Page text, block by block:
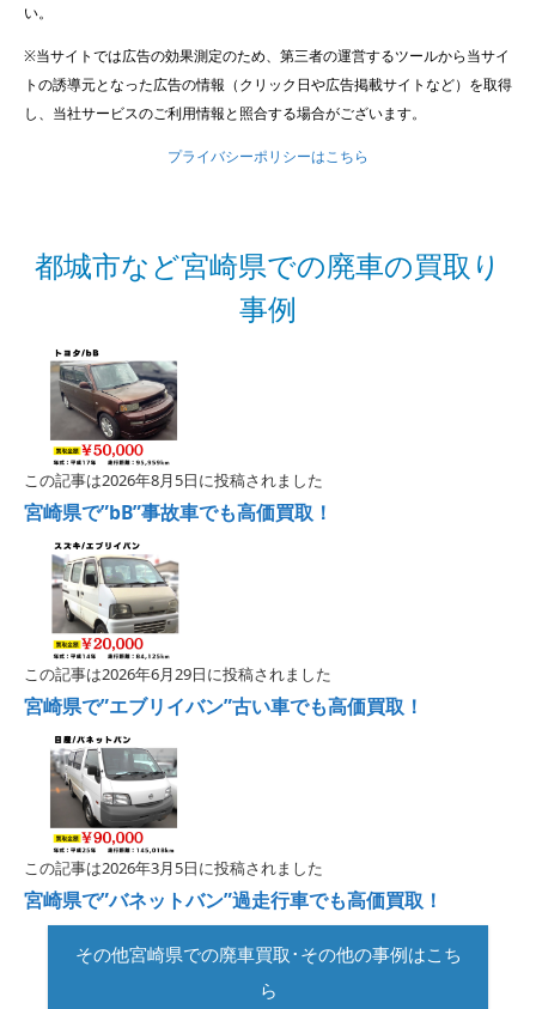
い。
※当サイトでは広告の効果測定のため、第三者の運営するツールから当サイ
トの誘導元となった広告の情報（クリック日や広告掲載サイトなど）を取得
し、当社サービスのご利用情報と照合する場合がございます。
プライバシーポリシーはこちら
都城市など宮崎県での廃車の買取り
事例
この記事は2026年8月5日に投稿されました
宮崎県で”bB”事故車でも高価買取！
この記事は2026年6月29日に投稿されました
宮崎県で”エブリイバン”古い車でも高価買取！
この記事は2026年3月5日に投稿されました
宮崎県で”バネットバン”過走行車でも高価買取！
その他宮崎県での廃車買取･その他の事例はこち
ら